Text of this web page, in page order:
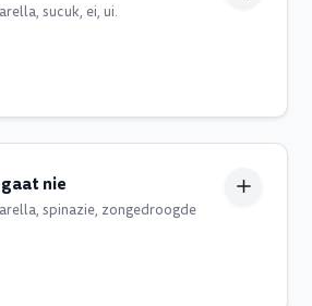
sucuk, ei, ui.
nie
spinazie, zongedroogde